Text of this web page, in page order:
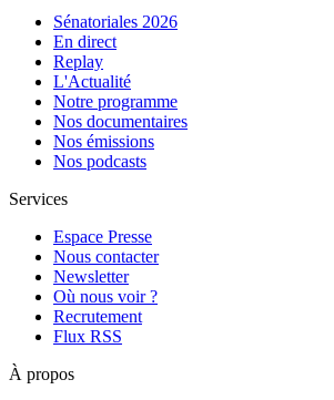
Sénatoriales 2026
En direct
Replay
L'Actualité
Notre programme
Nos documentaires
Nos émissions
Nos podcasts
Services
Espace Presse
Nous contacter
Newsletter
Où nous voir ?
Recrutement
Flux RSS
À propos